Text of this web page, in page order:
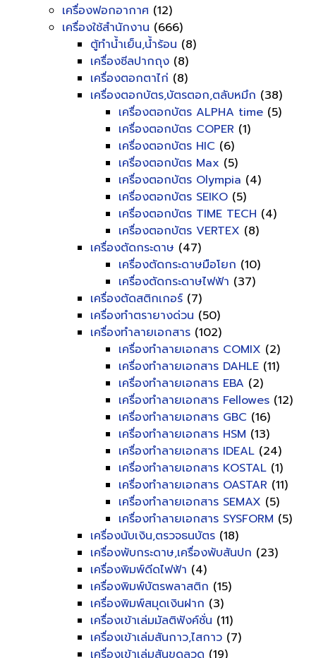
เครื่องฟอกอากาศ (12)
เครื่องใช้สำนักงาน (666)
ตู้ทำน้ำเย็น,น้ำร้อน (8)
เครื่องซีลปากถุง (8)
เครื่องตอกตาไก่ (8)
เครื่องตอกบัตร,บัตรตอก,ตลับหมึก (38)
เครื่องตอกบัตร ALPHA time (5)
เครื่องตอกบัตร COPER (1)
เครื่องตอกบัตร HIC (6)
เครื่องตอกบัตร Max (5)
เครื่องตอกบัตร Olympia (4)
เครื่องตอกบัตร SEIKO (5)
เครื่องตอกบัตร TIME TECH (4)
เครื่องตอกบัตร VERTEX (8)
เครื่องตัดกระดาษ (47)
เครื่องตัดกระดาษมือโยก (10)
เครื่องตัดกระดาษไฟฟ้า (37)
เครื่องตัดสติกเกอร์ (7)
เครื่องทำตรายางด่วน (50)
เครื่องทำลายเอกสาร (102)
เครื่องทำลายเอกสาร COMIX (2)
เครื่องทำลายเอกสาร DAHLE (11)
เครื่องทำลายเอกสาร EBA (2)
เครื่องทำลายเอกสาร Fellowes (12)
เครื่องทำลายเอกสาร GBC (16)
เครื่องทำลายเอกสาร HSM (13)
เครื่องทำลายเอกสาร IDEAL (24)
เครื่องทำลายเอกสาร KOSTAL (1)
เครื่องทำลายเอกสาร OASTAR (11)
เครื่องทำลายเอกสาร SEMAX (5)
เครื่องทำลายเอกสาร SYSFORM (5)
เครื่องนับเงิน,ตรวจธนบัตร (18)
เครื่องพับกระดาษ,เครื่องพับสันปก (23)
เครื่องพิมพ์ดีดไฟฟ้า (4)
เครื่องพิมพ์บัตรพลาสติก (15)
เครื่องพิมพ์สมุดเงินฝาก (3)
เครื่องเข้าเล่มมัลติฟังค์ชั่น (11)
เครื่องเข้าเล่มสันกาว,ไสกาว (7)
เครื่องเข้าเล่มสันขดลวด (19)